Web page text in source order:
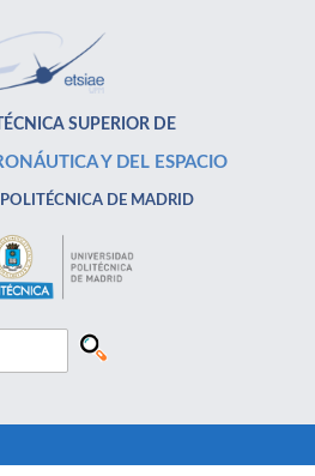
SUPERIOR DE
Y DEL ESPACIO
DE MADRID